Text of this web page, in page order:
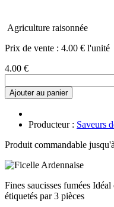
Agriculture raisonnée
Prix de vente : 4.00 € l'unité
4.00 €
Ajouter au panier
Producteur : Saveurs
Produit commandable jusqu'à
Fines saucisses fumées
étiquetés par 3 pièces